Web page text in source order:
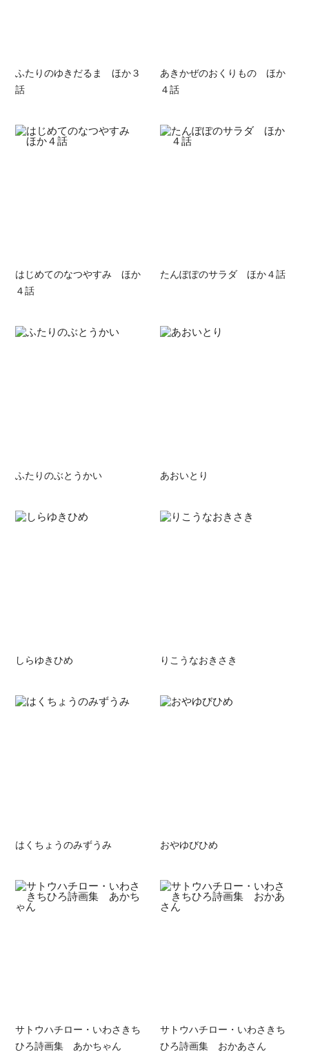
ふたりのゆきだるま ほか３
話
あきかぜのおくりもの ほか
４話
はじめてのなつやすみ ほか
４話
たんぽぽのサラダ ほか４話
ふたりのぶとうかい あおいとり
しらゆきひめ りこうなおきさき
はくちょうのみずうみ おやゆびひめ
サトウハチロー・いわさきち
ひろ詩画集 あかちゃん
サトウハチロー・いわさきち
ひろ詩画集 おかあさん